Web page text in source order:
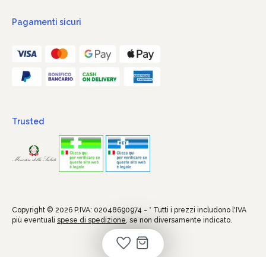
Pagamenti sicuri
Trusted
Copyright © 2026 P.IVA: 02048690974 - * Tutti i prezzi includono l'IVA
più eventuali spese di spedizione, se non diversamente indicato.